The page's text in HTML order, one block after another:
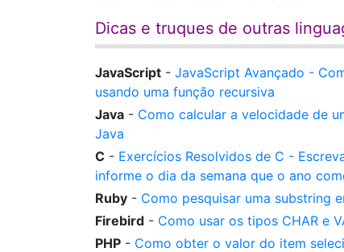
Dicas e truques de outras
JavaScript - JavaScript Avançado -
usando uma função recursiva
Java - Como calcular a velocidade de
Java
C - Exercícios Resolvidos de C -
informe o dia da semana que o ano
Ruby - Como pesquisar uma substring
Firebird - Como usar os tipos CHAR e
PHP - Como obter o valor do item